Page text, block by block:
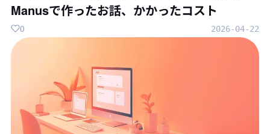
Manusで作ったお話、かかったコスト
2026-04-22
0